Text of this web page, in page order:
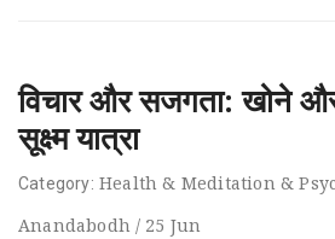
विचार और सजगता: खोने
सूक्ष्म यात्रा
Category: Health & Meditation &
Anandabodh / 25 Jun